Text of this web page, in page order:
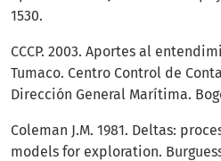
1530.
CCCP. 2003. Aportes al
Tumaco. Centro Control de
Dirección General Marítima.
Coleman J.M. 1981. Deltas:
models for exploration.